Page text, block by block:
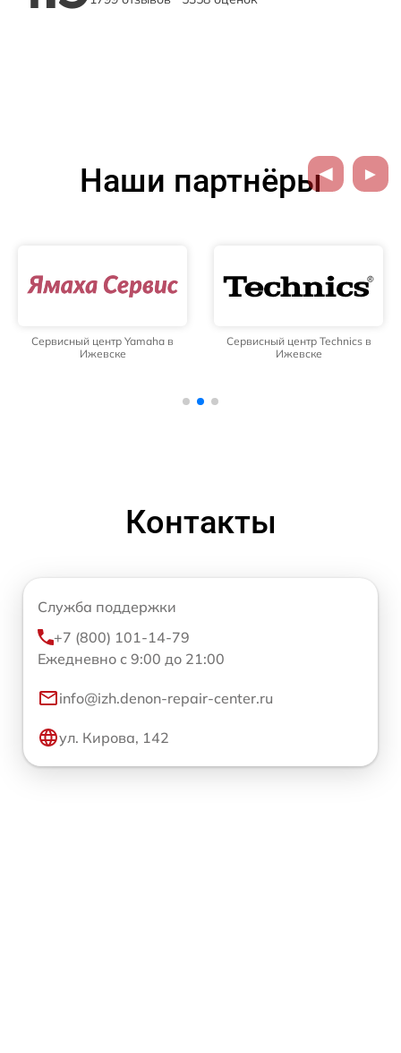
Наши партнёры
Сервисный центр Yamaha в
Ижевске
Сервисный центр Technics в
Ижевске
Контакты
Служба поддержки
+7 (800) 101-14-79
Ежедневно с 9:00 до 21:00
info@izh.denon-repair-center.ru
ул. Кирова, 142